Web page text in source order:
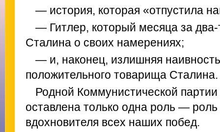
— история, которая «отпустила
— Гитлер, который месяца за
Сталина о своих намерениях;
— и, наконец, излишняя
положительного товарища Сталина.
Родной Коммунистической
оставлена только одна роль — роль
вдохновителя всех наших побед.